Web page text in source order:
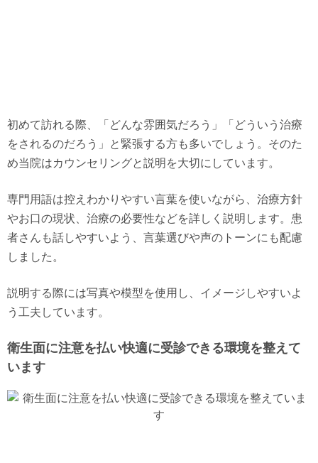
初めて訪れる際、「どんな雰囲気だろう」「どういう治療
をされるのだろう」と緊張する方も多いでしょう。そのた
め当院はカウンセリングと説明を大切にしています。
専門用語は控えわかりやすい言葉を使いながら、治療方針
やお口の現状、治療の必要性などを詳しく説明します。患
者さんも話しやすいよう、言葉選びや声のトーンにも配慮
しました。
説明する際には写真や模型を使用し、イメージしやすいよ
う工夫しています。
衛生面に注意を払い快適に受診できる環境を整えて
います